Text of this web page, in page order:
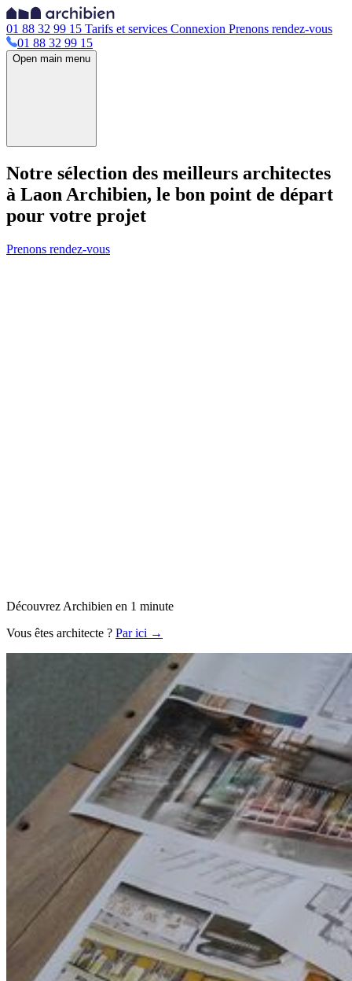
01 88 32 99 15 Tarifs et services Connexion Prenons rendez-vous
01 88 32 99 15
Open main menu
Notre sélection des meilleurs architectes
à Laon Archibien, le bon point de départ
pour votre projet
Prenons rendez-vous
Découvrez Archibien en 1 minute
Vous êtes architecte ? Par ici →